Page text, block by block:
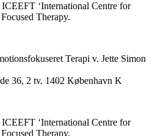
‘International Centre for
Therapy.
Terapi v. Jette Simon
36, 2 tv. 1402 København K
‘International Centre for
Therapy.